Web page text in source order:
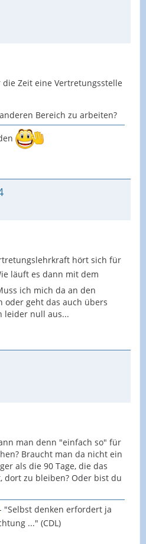
Zeit eine Vertretungsstelle
Bereich zu arbeiten?
hört sich für
läuft es dann mit dem
ich mich da an den
oder geht das auch übers
leider null aus...
man denn "einfach so" für
Braucht man da nicht ein
als die 90 Tage, die das
dort zu bleiben? Oder bist du
"Selbst denken erfordert ja
..." (CDL)